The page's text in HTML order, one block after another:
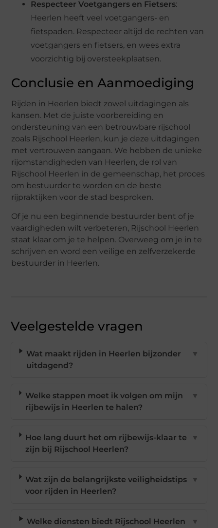
Respecteer Voetgangers en Fietsers:
Heerlen heeft veel voetgangers- en
fietspaden. Respecteer altijd de rechten van
voetgangers en fietsers, en wees extra
voorzichtig bij oversteekplaatsen.
Conclusie en Aanmoediging
Rijden in Heerlen biedt zowel uitdagingen als
kansen. Met de juiste voorbereiding en
ondersteuning van een betrouwbare rijschool
zoals Rijschool Heerlen, kun je deze uitdagingen
met vertrouwen aangaan. We hebben de unieke
rijomstandigheden van Heerlen, de rol van
Rijschool Heerlen in de gemeenschap, het proces
om bestuurder te worden en de beste
rijpraktijken voor de stad besproken.
Of je nu een beginnende bestuurder bent of je
vaardigheden wilt verbeteren, Rijschool Heerlen
staat klaar om je te helpen. Overweeg om je in te
schrijven en word een veilige en zelfverzekerde
bestuurder in Heerlen.
Veelgestelde vragen
Wat maakt rijden in Heerlen bijzonder
uitdagend?
▼
Welke stappen moet ik volgen om mijn
rijbewijs in Heerlen te halen?
▼
Hoe lang duurt het om rijbewijs-klaar te
zijn bij Rijschool Heerlen?
▼
Wat zijn de belangrijkste veiligheidstips
voor rijden in Heerlen?
▼
Welke diensten biedt Rijschool Heerlen
▼